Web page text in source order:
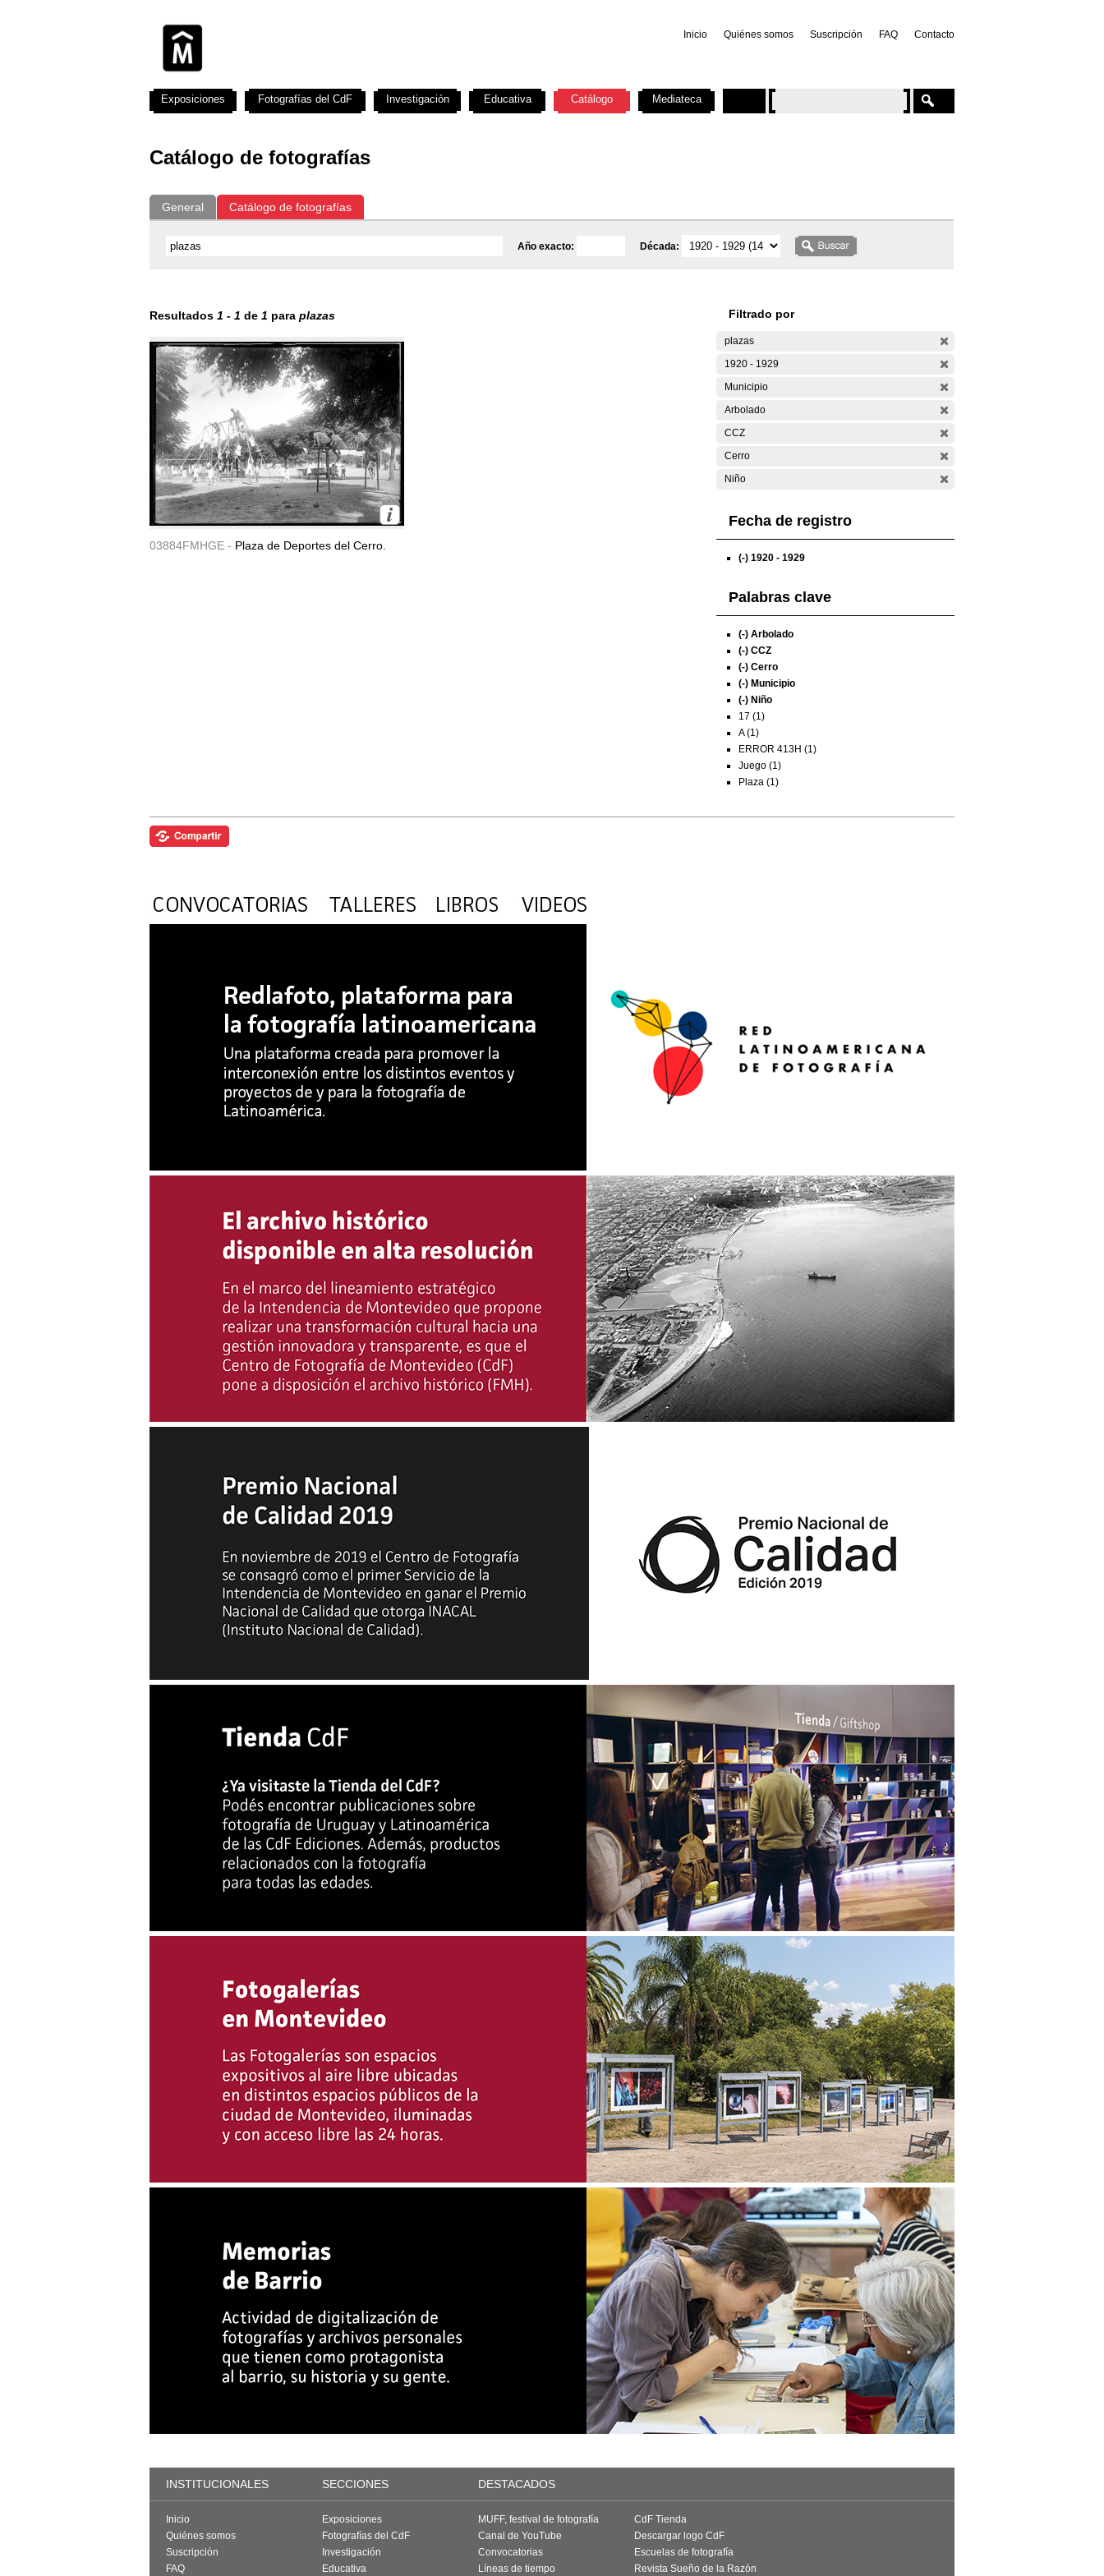
Inicio Quiénes somos Suscripción FAQ Contacto
Catálogo de fotografías
General Catálogo de fotografías
Año exacto: Década:
Resultados 1 - 1 de 1 para plazas
03884FMHGE - Plaza de Deportes del Cerro.
Filtrado por
plazas
1920 - 1929
Municipio
Arbolado
CCZ
Cerro
Niño
Fecha de registro
(-) 1920 - 1929
Palabras clave
(-) Arbolado
(-) CCZ
(-) Cerro
(-) Municipio
(-) Niño
17 (1)
A (1)
ERROR 413H (1)
Juego (1)
Plaza (1)
Exposiciones Fotografías del CdF Investigación Educativa Catálogo Mediateca
INSTITUCIONALES SECCIONES DESTACADOS
Inicio
Quiénes somos
Suscripción
FAQ
Exposiciones
Fotografías del CdF
Investigación
Educativa
MUFF, festival de fotografía
Canal de YouTube
Convocatorias
Líneas de tiempo
CdF Tienda
Descargar logo CdF
Escuelas de fotografía
Revista Sueño de la Razón